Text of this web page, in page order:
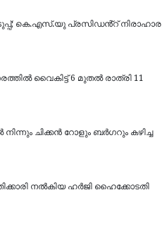
കെ.എസ്.യു പ്രസിഡൻ്റ് നിരാഹാര
വൈകിട്ട് 6 മുതല്‍ രാത്രി 11
ചിക്കൻ റോളും ബർഗറും കഴിച്ച
നല്‍കിയ ഹര്‍ജി ഹൈക്കോടതി